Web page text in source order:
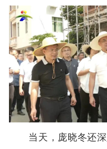
当天，庞晓冬还深